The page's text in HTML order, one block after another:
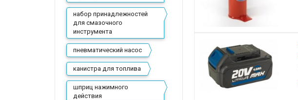
набор принадлежностей
для смазочного
инструмента
пневматический насос
канистра для топлива
шприц нажимного
действия